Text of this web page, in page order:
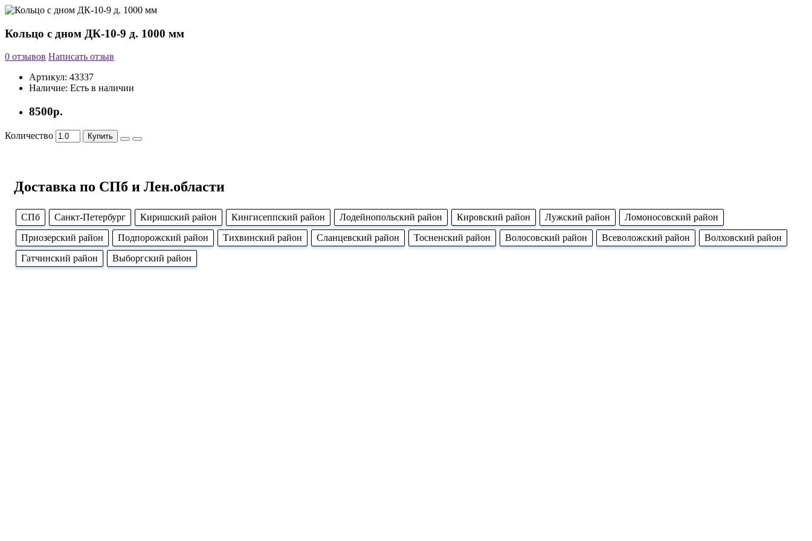
Кольцо с дном ДК-10-9 д. 1000 мм
0 отзывов Написать отзыв
Артикул: 43337
Наличие: Есть в наличии
8500р.
Количество Купить
Доставка по СПб и Лен.области
CПб Cанкт-Петербург Киришский район Кингисеппский район Лодейнопольский район Кировский район Лужский район
Ломоносовский район
Приозерский район
Подпорожский район Тихвинский район Сланцевский район Тосненский район Волосовский район Всеволожский район
Волховский район
Гатчинский район
Выборгский район